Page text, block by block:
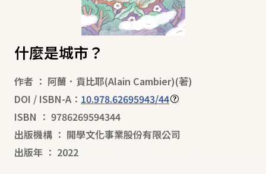
什麼是城市？
作者 ： 阿蘭．貢比耶(Alain Cambier)(著)
DOI / ISBN-A： 10.978.62695943/44
ISBN ： 9786269594344
出版機構 ： 開學文化事業股份有限公司
出版年 ： 2022